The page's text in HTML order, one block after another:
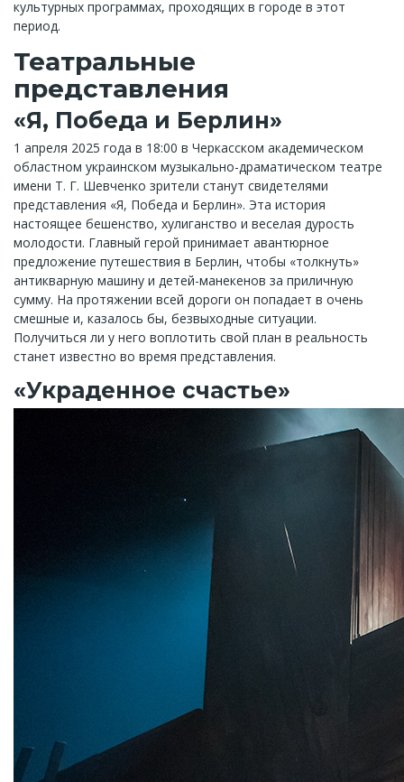
культурных программах, проходящих в городе в этот
период.
Театральные
представления
«Я, Победа и Берлин»
1 апреля 2025 года в 18:00 в Черкасском академическом
областном украинском музыкально-драматическом театре
имени Т. Г. Шевченко зрители станут свидетелями
представления «Я, Победа и Берлин». Эта история
настоящее бешенство, хулиганство и веселая дурость
молодости. Главный герой принимает авантюрное
предложение путешествия в Берлин, чтобы «толкнуть»
антикварную машину и детей-манекенов за приличную
сумму. На протяжении всей дороги он попадает в очень
смешные и, казалось бы, безвыходные ситуации.
Получиться ли у него воплотить свой план в реальность
станет известно во время представления.
«Украденное счастье»